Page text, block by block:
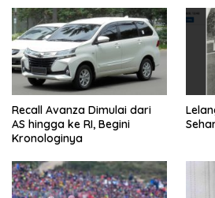
Recall Avanza Dimulai dari
AS hingga ke RI, Begini
Kronologinya